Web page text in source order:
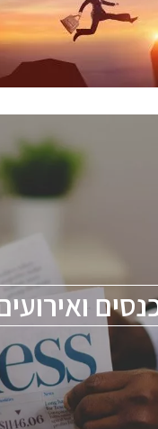
כנסים
בתעשיית הסמיקונדקטור
be held on May 12-
intended for everyone
industry, including
experts, and senior